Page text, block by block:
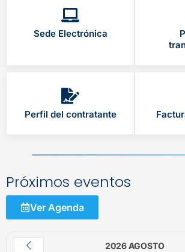
Sede Electrónica
Perfil del contratante
Próximos eventos
Ver Agenda
2026 AGOSTO